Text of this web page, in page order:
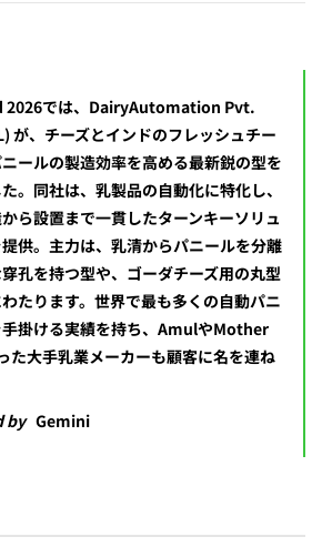
では、DairyAutomation Pvt.
が、チーズとインドのフレッシュチー
ールの製造効率を高める最新鋭の型を
。同社は、乳製品の自動化に特化し、
ら設置まで一貫したターンキーソリュ
供。主力は、乳清からパニールを分離
孔を持つ型や、ゴーダチーズ用の丸型
たります。世界で最も多くの自動パニ
手掛ける実績を持ち、AmulやMother
た大手乳業メーカーも顧客に名を連ね
by Gemini